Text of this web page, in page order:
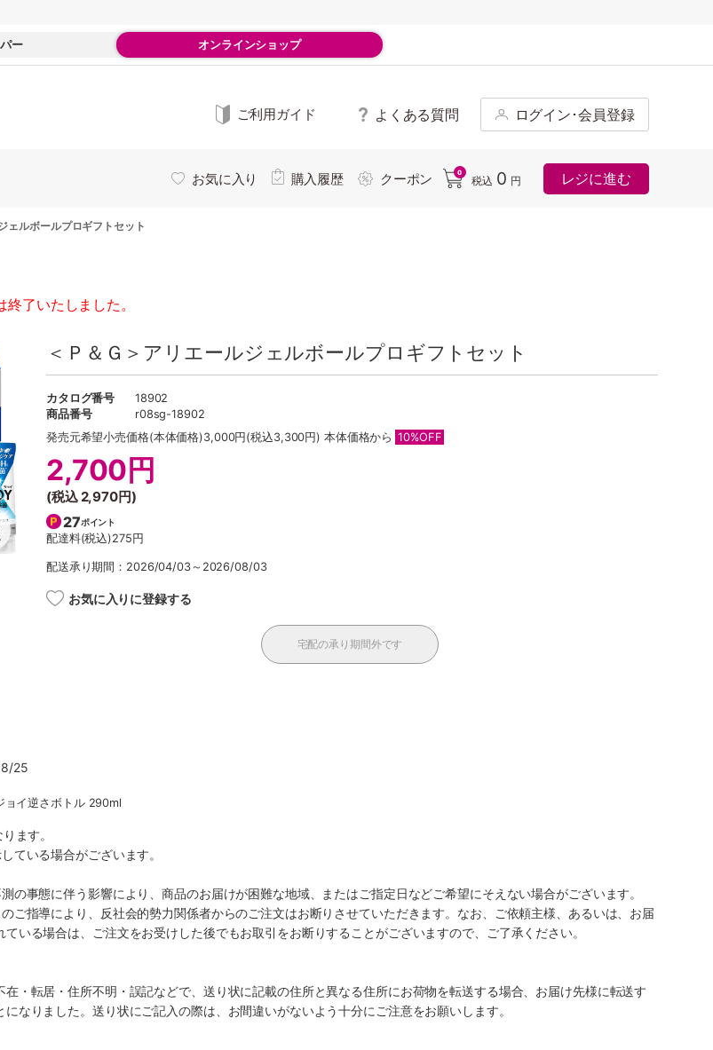
ー オンラインショップ
ご利用ガイド よくある質問 ログイン･会員登録
お気に入り 購入履歴 クーポン 0
税込 0 円 レジに進む
ェルボールプロギフトセット
了いたしました。
＜Ｐ＆Ｇ＞アリエールジェルボールプロギフトセット
カタログ番号
18902
商品番号
r08sg-18902
発売元希望小売価格(本体価格)3,000円(税込3,300円) 本体価格から 10%OFF
2,700円
(税込2,970円)
27ポイント
配達料(税込)275円
配送承り期間：2026/04/03～2026/08/03
お気に入りに登録する
宅配の承り期間外です
25
ョイ逆さボトル 290ml
ます。
ている場合がございます。
の事態に伴う影響により、商品のお届けが困難な地域、またはご指定日などご希望にそえない場合がございます。
ご指導により、反社会的勢力関係者からのご注文はお断りさせていただきます。なお、ご依頼主様、あるいは、お届
いる場合は、ご注文をお受けした後でもお取引をお断りすることがございますので、ご了承ください。
・転居・住所不明・誤記などで、送り状に記載の住所と異なる住所にお荷物を転送する場合、お届け先様に転送す
なりました。送り状にご記入の際は、お間違いがないよう十分にご注意をお願いします。